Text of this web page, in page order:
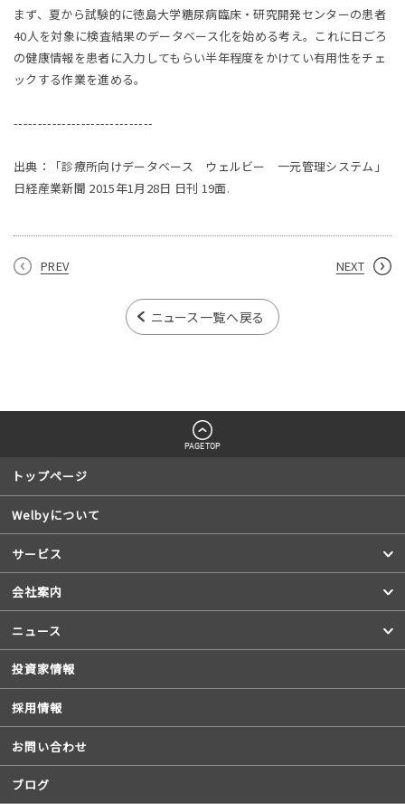
まず、夏から試験的に徳島大学糖尿病臨床・研究開発センターの患者
40人を対象に検査結果のデータベース化を始める考え。これに日ごろ
の健康情報を患者に入力してもらい半年程度をかけてい有用性をチェ
ックする作業を進める。
-----------------------------
出典：「診療所向けデータベース ウェルビー 一元管理システム」
日経産業新聞 2015年1月28日 日刊 19面.
PREV NEXT
ニュース一覧へ戻る
PAGETOP
トップページ
Welbyについて
サービス
会社案内
ニュース
投資家情報
採用情報
お問い合わせ
ブログ